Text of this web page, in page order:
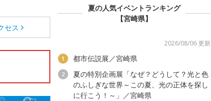
セス
夏の人気イベントランキング
【宮崎県】
2026/08/06 更新
1 都市伝説展／宮崎県
2
夏の特別企画展「なぜ？どうして？光と色
のふしぎな世界～この夏、光の正体を探し
に行こう！～」／宮崎県